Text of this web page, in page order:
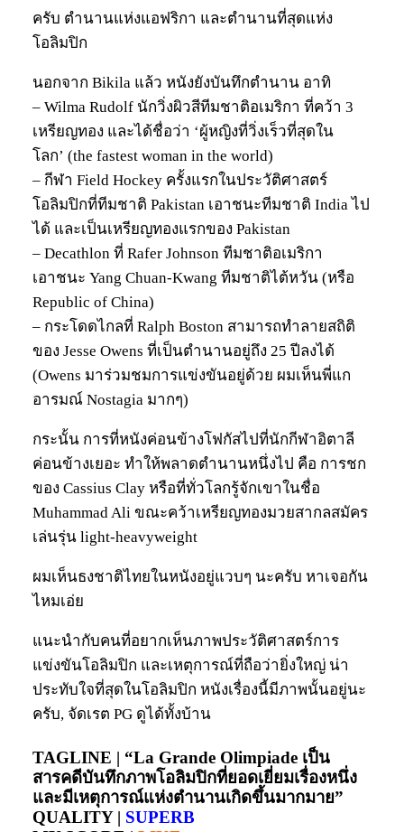
ครับ ตำนานแห่งแอฟริกา และตำนานที่สุดแห่ง
โอลิมปิก
นอกจาก Bikila แล้ว หนังยังบันทึกตำนาน อาทิ
– Wilma Rudolf นักวิ่งผิวสีทีมชาติอเมริกา ที่คว้า 3
เหรียญทอง และได้ชื่อว่า ‘ผู้หญิงที่วิ่งเร็วที่สุดใน
โลก’ (the fastest woman in the world)
– กีฬา Field Hockey ครั้งแรกในประวัติศาสตร์
โอลิมปิกที่ทีมชาติ Pakistan เอาชนะทีมชาติ India ไป
ได้ และเป็นเหรียญทองแรกของ Pakistan
– Decathlon ที่ Rafer Johnson ทีมชาติอเมริกา
เอาชนะ Yang Chuan-Kwang ทีมชาติไต้หวัน (หรือ
Republic of China)
– กระโดดไกลที่ Ralph Boston สามารถทำลายสถิติ
ของ Jesse Owens ที่เป็นตำนานอยู่ถึง 25 ปีลงได้
(Owens มาร่วมชมการแข่งขันอยู่ด้วย ผมเห็นพี่แก
อารมณ์ Nostagia มากๆ)
กระนั้น การที่หนังค่อนข้างโฟกัสไปที่นักกีฬาอิตาลี
ค่อนข้างเยอะ ทำให้พลาดตำนานหนึ่งไป คือ การชก
ของ Cassius Clay หรือที่ทั่วโลกรู้จักเขาในชื่อ
Muhammad Ali ขณะคว้าเหรียญทองมวยสากลสมัคร
เล่นรุ่น light-heavyweight
ผมเห็นธงชาติไทยในหนังอยู่แวบๆ นะครับ หาเจอกัน
ไหมเอ่ย
แนะนำกับคนที่อยากเห็นภาพประวัติศาสตร์การ
แข่งขันโอลิมปิก และเหตุการณ์ที่ถือว่ายิ่งใหญ่ น่า
ประทับใจที่สุดในโอลิมปิก หนังเรื่องนี้มีภาพนั้นอยู่นะ
ครับ, จัดเรต PG ดูได้ทั้งบ้าน
TAGLINE | “La Grande Olimpiade เป็น
สารคดีบันทึกภาพโอลิมปิกที่ยอดเยี่ยมเรื่องหนึ่ง
และมีเหตุการณ์แห่งตำนานเกิดขึ้นมากมาย”
QUALITY | SUPERB